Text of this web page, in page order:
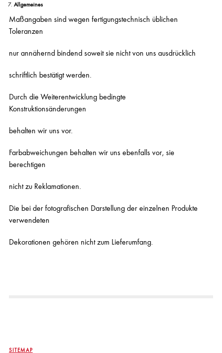
Allgemeines
Maßangaben sind wegen fertigungstechnisch üblichen
Toleranzen
nur annähernd bindend soweit sie nicht von uns ausdrücklich
schriftlich bestätigt werden.
Durch die Weiterentwicklung bedingte
Konstruktionsänderungen
behalten wir uns vor.
Farbabweichungen behalten wir uns ebenfalls vor, sie
berechtigen
nicht zu Reklamationen.
Die bei der fotografischen Darstellung der einzelnen Produkte
verwendeten
Dekorationen gehören nicht zum Lieferumfang.
SITEMAP